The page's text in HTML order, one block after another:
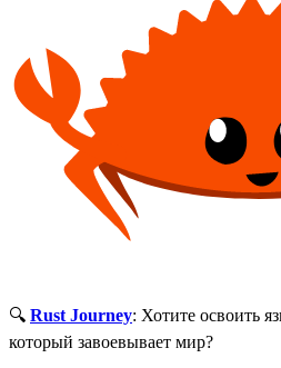
🔍 Rust Journey: Хотите освоить
который завоевывает мир?